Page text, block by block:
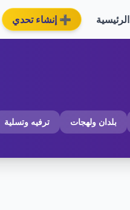
الرئيسية ➕ إنشاء تحدي
بلدان ولهجات ترفيه وتسلية